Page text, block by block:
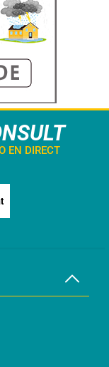
EN DIRECT